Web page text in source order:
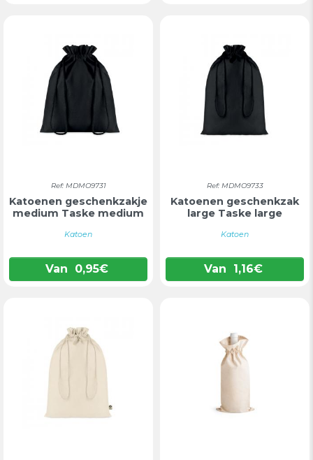
Ref: MDMO9731
Katoenen geschenkzakje
medium Taske medium
Katoen
Van 0,95€
Ref: MDMO9733
Katoenen geschenkzak
large Taske large
Katoen
Van 1,16€